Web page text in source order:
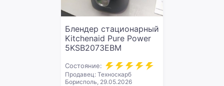
Блендер стационарный
Kitchenaid Pure Power
5KSB2073EBM
Состояние:
Продавец: Техноскарб
Борисполь, 29.05.2026